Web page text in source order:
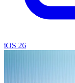
iOS 26